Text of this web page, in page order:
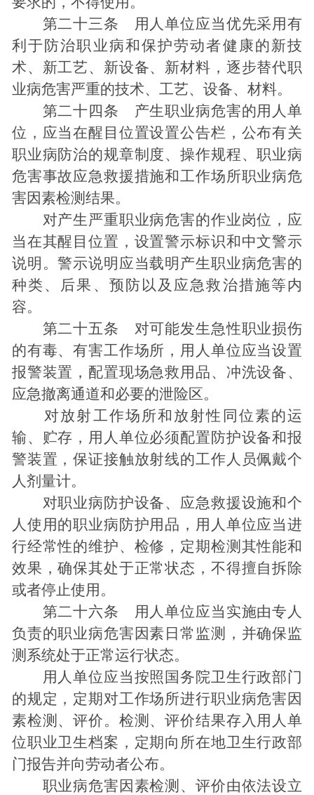
第二十三条 用人单位应当优先采用有
利于防治职业病和保护劳动者健康的新技
术、新工艺、新设备、新材料，逐步替代职
业病危害严重的技术、工艺、设备、材料。
第二十四条 产生职业病危害的用人单
位，应当在醒目位置设置公告栏，公布有关
职业病防治的规章制度、操作规程、职业病
危害事故应急救援措施和工作场所职业病危
害因素检测结果。
对产生严重职业病危害的作业岗位，应
当在其醒目位置，设置警示标识和中文警示
说明。警示说明应当载明产生职业病危害的
种类、后果、预防以及应急救治措施等内
容。
第二十五条 对可能发生急性职业损伤
的有毒、有害工作场所，用人单位应当设置
报警装置，配置现场急救用品、冲洗设备、
应急撤离通道和必要的泄险区。
对放射工作场所和放射性同位素的运
输、贮存，用人单位必须配置防护设备和报
警装置，保证接触放射线的工作人员佩戴个
人剂量计。
对职业病防护设备、应急救援设施和个
人使用的职业病防护用品，用人单位应当进
行经常性的维护、检修，定期检测其性能和
效果，确保其处于正常状态，不得擅自拆除
或者停止使用。
第二十六条 用人单位应当实施由专人
负责的职业病危害因素日常监测，并确保监
测系统处于正常运行状态。
用人单位应当按照国务院卫生行政部门
的规定，定期对工作场所进行职业病危害因
素检测、评价。检测、评价结果存入用人单
位职业卫生档案，定期向所在地卫生行政部
门报告并向劳动者公布。
职业病危害因素检测、评价由依法设立